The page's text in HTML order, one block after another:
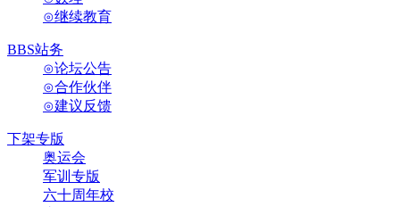
⊙继续教育
BBS站务
⊙论坛公告
⊙合作伙伴
⊙建议反馈
下架专版
奥运会
军训专版
六十周年校